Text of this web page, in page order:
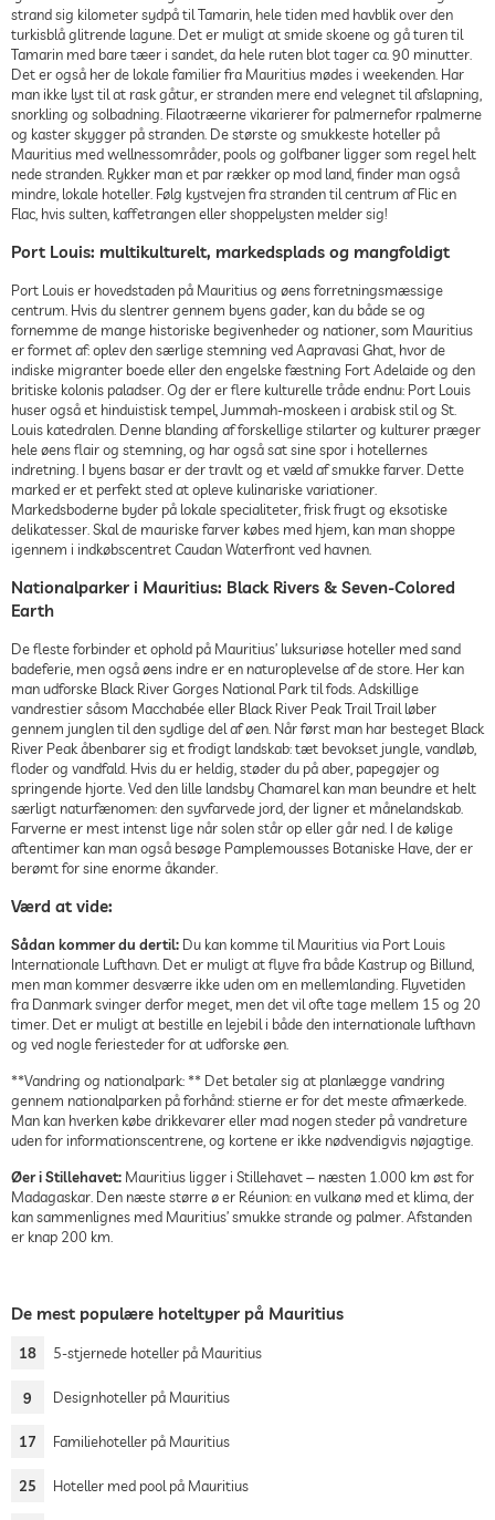
strand sig kilometer sydpå til Tamarin, hele tiden med havblik over den
turkisblå glitrende lagune. Det er muligt at smide skoene og gå turen til
Tamarin med bare tæer i sandet, da hele ruten blot tager ca. 90 minutter.
Det er også her de lokale familier fra Mauritius mødes i weekenden. Har
man ikke lyst til at rask gåtur, er stranden mere end velegnet til afslapning,
snorkling og solbadning. Filaotræerne vikarierer for palmernefor rpalmerne
og kaster skygger på stranden. De største og smukkeste hoteller på
Mauritius med wellnessområder, pools og golfbaner ligger som regel helt
nede stranden. Rykker man et par rækker op mod land, finder man også
mindre, lokale hoteller. Følg kystvejen fra stranden til centrum af Flic en
Flac, hvis sulten, kaffetrangen eller shoppelysten melder sig!
Port Louis: multikulturelt, markedsplads og mangfoldigt
Port Louis er hovedstaden på Mauritius og øens forretningsmæssige
centrum. Hvis du slentrer gennem byens gader, kan du både se og
fornemme de mange historiske begivenheder og nationer, som Mauritius
er formet af: oplev den særlige stemning ved Aapravasi Ghat, hvor de
indiske migranter boede eller den engelske fæstning Fort Adelaide og den
britiske kolonis paladser. Og der er flere kulturelle tråde endnu: Port Louis
huser også et hinduistisk tempel, Jummah-moskeen i arabisk stil og St.
Louis katedralen. Denne blanding af forskellige stilarter og kulturer præger
hele øens flair og stemning, og har også sat sine spor i hotellernes
indretning. I byens basar er der travlt og et væld af smukke farver. Dette
marked er et perfekt sted at opleve kulinariske variationer.
Markedsboderne byder på lokale specialiteter, frisk frugt og eksotiske
delikatesser. Skal de mauriske farver købes med hjem, kan man shoppe
igennem i indkøbscentret Caudan Waterfront ved havnen.
Nationalparker i Mauritius: Black Rivers & Seven-Colored
Earth
De fleste forbinder et ophold på Mauritius’ luksuriøse hoteller med sand
badeferie, men også øens indre er en naturoplevelse af de store. Her kan
man udforske Black River Gorges National Park til fods. Adskillige
vandrestier såsom Macchabée eller Black River Peak Trail Trail løber
gennem junglen til den sydlige del af øen. Når først man har besteget Black
River Peak åbenbarer sig et frodigt landskab: tæt bevokset jungle, vandløb,
floder og vandfald. Hvis du er heldig, støder du på aber, papegøjer og
springende hjorte. Ved den lille landsby Chamarel kan man beundre et helt
særligt naturfænomen: den syvfarvede jord, der ligner et månelandskab.
Farverne er mest intenst lige når solen står op eller går ned. I de kølige
aftentimer kan man også besøge Pamplemousses Botaniske Have, der er
berømt for sine enorme åkander.
Værd at vide:
Sådan kommer du dertil: Du kan komme til Mauritius via Port Louis
Internationale Lufthavn. Det er muligt at flyve fra både Kastrup og Billund,
men man kommer desværre ikke uden om en mellemlanding. Flyvetiden
fra Danmark svinger derfor meget, men det vil ofte tage mellem 15 og 20
timer. Det er muligt at bestille en lejebil i både den internationale lufthavn
og ved nogle feriesteder for at udforske øen.
**Vandring og nationalpark: ** Det betaler sig at planlægge vandring
gennem nationalparken på forhånd: stierne er for det meste afmærkede.
Man kan hverken købe drikkevarer eller mad nogen steder på vandreture
uden for informationscentrene, og kortene er ikke nødvendigvis nøjagtige.
Øer i Stillehavet: Mauritius ligger i Stillehavet ‒ næsten 1.000 km øst for
Madagaskar. Den næste større ø er Réunion: en vulkanø med et klima, der
kan sammenlignes med Mauritius’ smukke strande og palmer. Afstanden
er knap 200 km.
De mest populære hoteltyper på Mauritius
18 5-stjernede hoteller på Mauritius
9 Designhoteller på Mauritius
17 Familiehoteller på Mauritius
25 Hoteller med pool på Mauritius